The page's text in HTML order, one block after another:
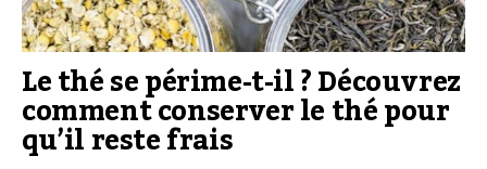
Le thé se périme-t-il ? Découvrez
comment conserver le thé pour
qu’il reste frais